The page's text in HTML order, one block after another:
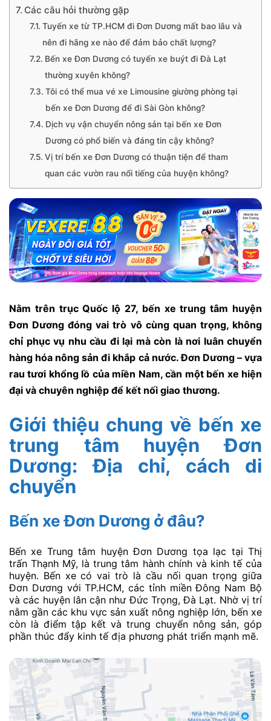
Các câu hỏi thường gặp
Tuyến xe từ TP.HCM đi Đơn Dương mất bao lâu và
nên đi hãng xe nào để đảm bảo chất lượng?
Bến xe Đơn Dương có tuyến xe buýt đi Đà Lạt
thường xuyên không?
Tôi có thể mua vé xe Limousine giường phòng tại
bến xe Đơn Dương để đi Sài Gòn không?
Dịch vụ vận chuyển nông sản tại bến xe Đơn
Dương có phổ biến và đáng tin cậy không?
Vị trí bến xe Đơn Dương có thuận tiện để tham
quan các vườn rau nổi tiếng của huyện không?
Nằm trên trục Quốc lộ 27, bến xe trung tâm huyện
Đơn Dương đóng vai trò vô cùng quan trọng, không
chỉ phục vụ nhu cầu đi lại mà còn là nơi luân chuyển
hàng hóa nông sản đi khắp cả nước. Đơn Dương – vựa
rau tươi khổng lồ của miền Nam, cần một bến xe hiện
đại và chuyên nghiệp để kết nối giao thương.
Giới thiệu chung về bến xe
trung tâm huyện Đơn
Dương: Địa chỉ, cách di
chuyển
Bến xe Đơn Dương ở đâu?
Bến xe Trung tâm huyện Đơn Dương tọa lạc tại Thị
trấn Thạnh Mỹ, là trung tâm hành chính và kinh tế của
huyện. Bến xe có vai trò là cầu nối quan trọng giữa
Đơn Dương với TP.HCM, các tỉnh miền Đông Nam Bộ
và các huyện lân cận như Đức Trọng, Đà Lạt. Nhờ vị trí
nằm gần các khu vực sản xuất nông nghiệp lớn, bến xe
còn là điểm tập kết và trung chuyển nông sản, góp
phần thúc đẩy kinh tế địa phương phát triển mạnh mẽ.